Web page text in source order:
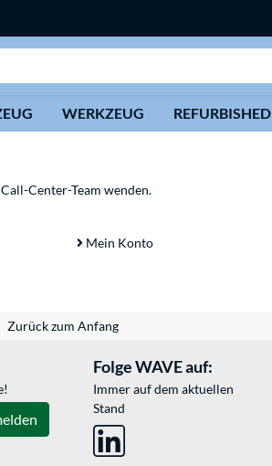
WERKZEUG REFURBISHED
Center-Team wenden.
Mein Konto
Zurück zum Anfang
Folge WAVE auf:
Immer auf dem aktuellen
Stand